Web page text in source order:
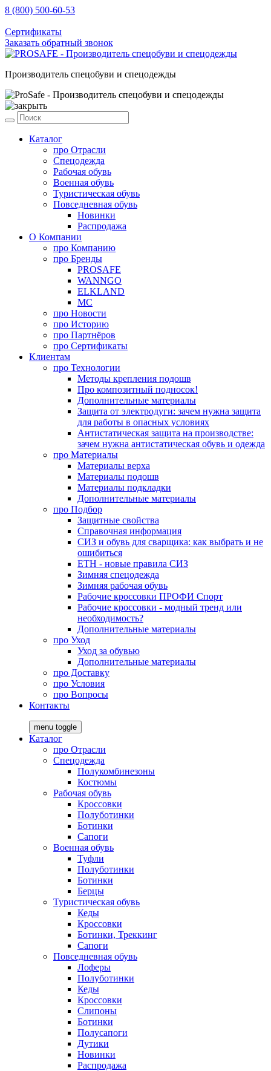
8 (800) 500-60-53
Сертификаты
Заказать обратный звонок
Производитель спецобуви и спецодежды
Каталог
про Отрасли
Спецодежда
Рабочая обувь
Военная обувь
Туристическая обувь
Повседневная обувь
Новинки
Распродажа
О Компании
про Компанию
про Бренды
PROSAFE
WANNGO
ELKLAND
MC
про Новости
про Историю
про Партнёров
про Сертификаты
Клиентам
про Технологии
Методы крепления подошв
Про композитный подносок!
Дополнительные материалы
Защита от электродуги: зачем нужна защита
для работы в опасных условиях
Антистатическая защита на производстве:
зачем нужна антистатическая обувь и одежда
про Материалы
Материалы верха
Материалы подошв
Материалы подкладки
Дополнительные материалы
про Подбор
Защитные свойства
Справочная информация
СИЗ и обувь для сварщика: как выбрать и не
ошибиться
ЕТН - новые правила СИЗ
Зимняя спецодежда
Зимняя рабочая обувь
Рабочие кроссовки ПРОФИ Спорт
Рабочие кроссовки - модный тренд или
необходимость?
Дополнительные материалы
про Уход
Уход за обувью
Дополнительные материалы
про Доставку
про Условия
про Вопросы
Контакты
menu toggle
Каталог
про Отрасли
Спецодежда
Полукомбинезоны
Костюмы
Рабочая обувь
Кроссовки
Полуботинки
Ботинки
Сапоги
Военная обувь
Туфли
Полуботинки
Ботинки
Берцы
Туристическая обувь
Кеды
Кроссовки
Ботинки, Треккинг
Сапоги
Повседневная обувь
Лоферы
Полуботинки
Кеды
Кроссовки
Слипоны
Ботинки
Полусапоги
Дутики
Новинки
Распродажа